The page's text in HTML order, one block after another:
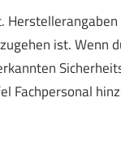
ist. Wenn